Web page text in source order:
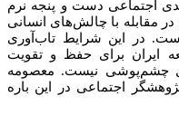
با چالش‌های جدی اجتماعی دست و پنجه نرم
مقابله با چالش‌های انسانی
در این شرایط تاب‌آوری
ایران برای حفظ و تقویت
چشم‌پوشی نیست. معصومه
اجتماعی در این باره